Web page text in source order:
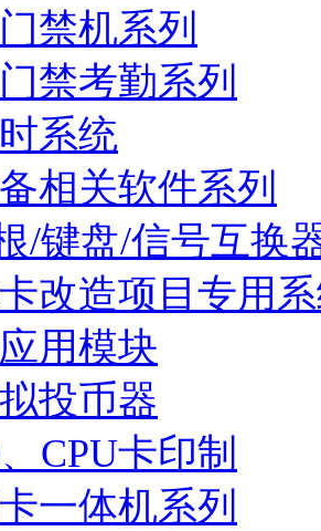
禁机系列
禁考勤系列
系统
相关软件系列
/键盘/信号互换
改造项目专用
用模块
投币器
CPU卡印制
一体机系列